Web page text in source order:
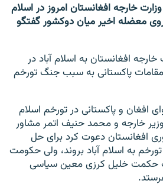
رادیو اروپای آزاد
خارجه افغانستان امروز در اسلام
روی معضله اخیر میان دوکشور گفتگو
افغانستان به اسلام آباد در
پاکستانی به سبب جنگ تورخم
افغان و پاکستانی در تورخم اسلام
وزیر خارجه و محمد حنیف اتمر مشاور
افغانستان دعوت کرد برای حل
به اسلام آباد بروند، ولی حکومت
حکمت خلیل کرزی معین سیاسی